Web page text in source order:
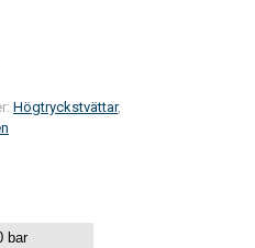
Högtryckstvättar,
bar